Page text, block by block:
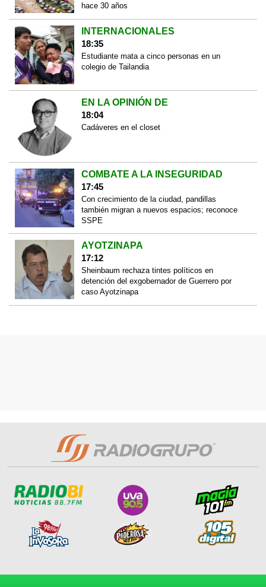
hace 30 años
INTERNACIONALES
18:35
Estudiante mata a cinco personas en un
colegio de Tailandia
EN LA OPINIÓN DE
18:04
Cadáveres en el closet
COMBATE A LA INSEGURIDAD
17:45
Con crecimiento de la ciudad, pandillas
también migran a nuevos espacios; reconoce
SSPE
AYOTZINAPA
17:12
Sheinbaum rechaza tintes políticos en
detención del exgobernador de Guerrero por
caso Ayotzinapa